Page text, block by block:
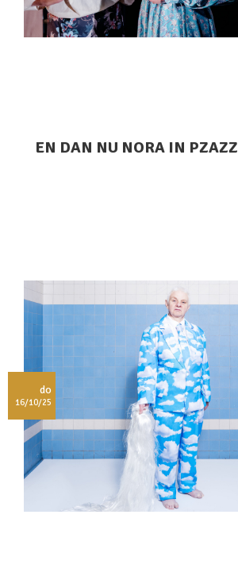
EN DAN NU NORA IN PZAZZ
do
16/10/25